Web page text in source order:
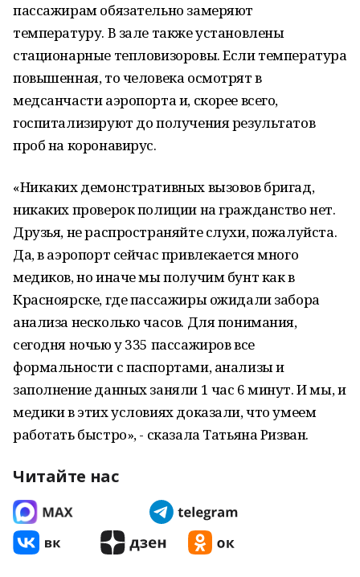
пассажирам обязательно замеряют
температуру. В зале также установлены
стационарные тепловизоровы. Если температура
повышенная, то человека осмотрят в
медсанчасти аэропорта и, скорее всего,
госпитализируют до получения результатов
проб на коронавирус.
«Никаких демонстративных вызовов бригад,
никаких проверок полиции на гражданство нет.
Друзья, не распространяйте слухи, пожалуйста.
Да, в аэропорт сейчас привлекается много
медиков, но иначе мы получим бунт как в
Красноярске, где пассажиры ожидали забора
анализа несколько часов. Для понимания,
сегодня ночью у 335 пассажиров все
формальности с паспортами, анализы и
заполнение данных заняли 1 час 6 минут. И мы, и
медики в этих условиях доказали, что умеем
работать быстро», - сказала Татьяна Ризван.
Читайте нас